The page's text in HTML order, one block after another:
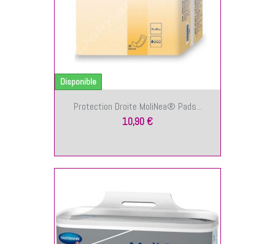
Protection Droite MoliNea® Pads...
10,90 €
Disponible